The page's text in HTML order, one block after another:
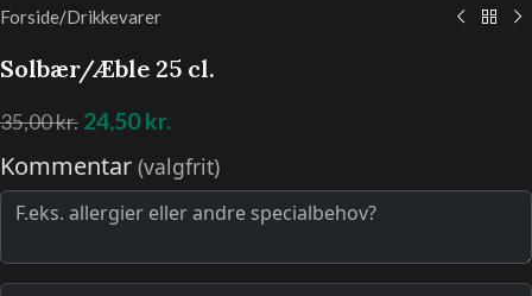
Forside/Drikkevarer
Solbær/Æble 25 cl.
35,00kr. 24,50kr.